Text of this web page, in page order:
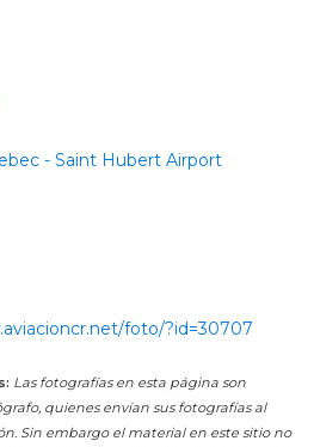
- Saint Hubert Airport
foto/?id=30707
Las fotografías en esta página son
quienes envían sus fotografías al
Sin embargo el material en este sitio no